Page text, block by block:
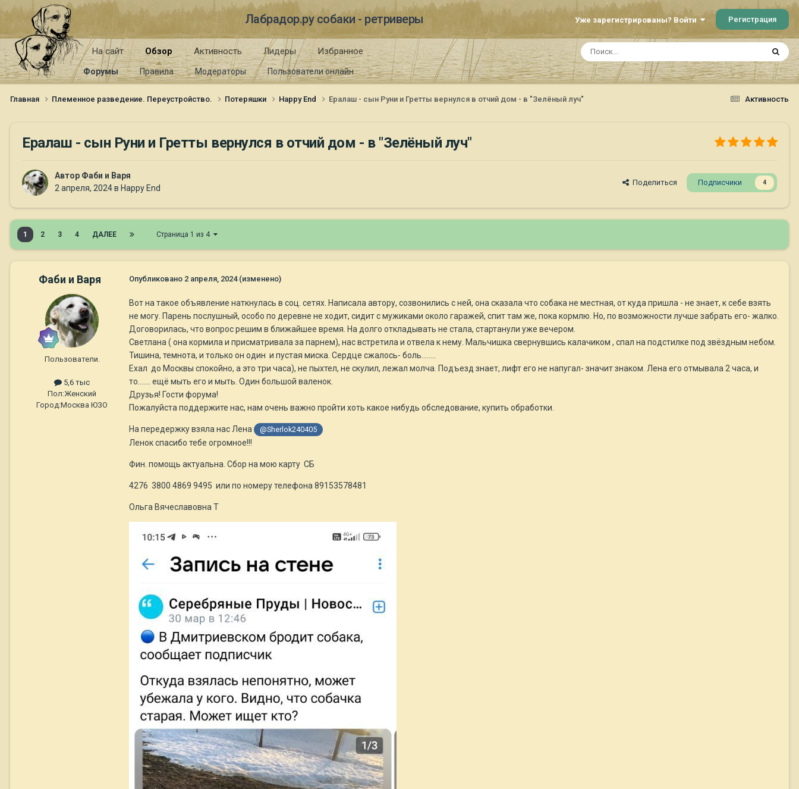
Лабрадор.ру собаки - ретриверы Уже зарегистрированы? Войти Регистрация
На сайт Обзор
Форумы Правила Модераторы Пользователи онлайн
Активность Лидеры Избранное
Активность
Главная Племенное разведение. Переустройство. Потеряшки Happy End Ералаш - сын Руни и Гретты вернулся в отчий дом - в "Зелёный луч"
Ералаш - сын Руни и Гретты вернулся в отчий дом - в "Зелёный луч"
Автор Фаби и Варя
2 апреля, 2024в Happy End
Поделиться Подписчики 4
1 2 3 4 ДАЛЕЕ Страница 1 из 4
Фаби и Варя
Пользователи.
5,6 тыс
Пол:Женский
Город:Москва ЮЗО
Опубликовано 2 апреля, 2024 (изменено)
Вот на такое объявление наткнулась в соц. сетях. Написала автору, созвонились с ней, она сказала что собака не местная, от куда пришла - не знает, к себе взять
не могу. Парень послушный, особо по деревне не ходит, сидит с мужиками около гаражей, спит там же, пока кормлю. Но, по возможности лучше забрать его- жалко.
Договорилась, что вопрос решим в ближайшее время. На долго откладывать не стала, стартанули уже вечером.
Светлана ( она кормила и присматривала за парнем), нас встретила и отвела к нему. Мальчишка свернувшись калачиком , спал на подстилке под звёздным небом.
Тишина, темнота, и только он один и пустая миска. Сердце сжалось- боль........
Ехал до Москвы спокойно, а это три часа), не пыхтел, не скулил, лежал молча. Подъезд знает, лифт его не напугал- значит знаком. Лена его отмывала 2 часа, и
то....... ещё мыть его и мыть. Один большой валенок.
Друзья! Гости форума!
Пожалуйста поддержите нас, нам очень важно пройти хоть какое нибудь обследование, купить обработки.
На передержку взяла нас Лена @Sherlok240405
Ленок спасибо тебе огромное!!!
Фин. помощь актуальна. Сбор на мою карту СБ
4276 3800 4869 9495 или по номеру телефона 89153578481
Ольга Вячеславовна Т